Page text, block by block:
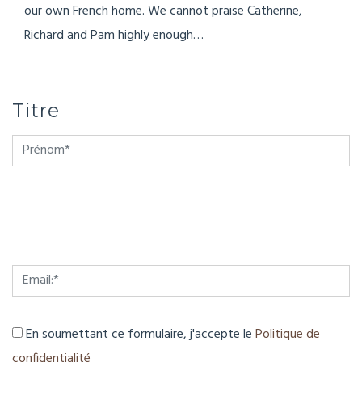
our own French home. We cannot praise Catherine,
Richard and Pam highly enough…
Titre
En soumettant ce formulaire, j'accepte lePolitique de
confidentialité